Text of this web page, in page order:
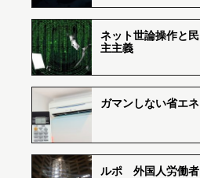
ネット世論操作と民
主主義
ガマンしない省エネ
ルポ 外国人労働者